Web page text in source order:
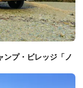
ンプ・ビレッジ「ノ